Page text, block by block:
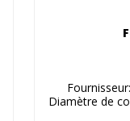
Diamètre de